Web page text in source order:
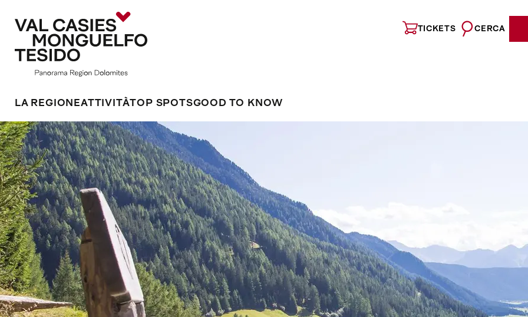
TICKETS CERCA
LA REGIONEATTIVITÀ TOP SPOTSGOOD TO KNOW